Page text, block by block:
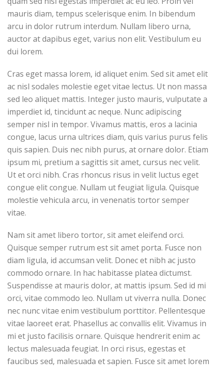
mauris diam, tempus scelerisque enim. In bibendum
arcu in dolor rutrum interdum. Nullam libero urna,
auctor at dapibus eget, varius non elit. Vestibulum eu
dui lorem.
Cras eget massa lorem, id aliquet enim. Sed sit amet elit
ac nisl sodales molestie eget vitae lectus. Ut non massa
sed leo aliquet mattis. Integer justo mauris, vulputate a
imperdiet id, tincidunt ac neque. Nunc adipiscing
semper nisl in tempor. Vivamus mattis, eros a lacinia
congue, lacus urna ultrices diam, quis varius purus felis
quis sapien. Duis nec nibh purus, at ornare dolor. Etiam
ipsum mi, pretium a sagittis sit amet, cursus nec velit.
Ut et orci nibh. Cras rhoncus risus in velit luctus eget
congue elit congue. Nullam ut feugiat ligula. Quisque
molestie vehicula arcu, in venenatis tortor semper
vitae.
Nam sit amet libero tortor, sit amet eleifend orci.
Quisque semper rutrum est sit amet porta. Fusce non
diam ligula, id accumsan velit. Donec et nibh ac justo
commodo ornare. In hac habitasse platea dictumst.
Suspendisse at mauris dolor, at mattis ipsum. Sed id mi
orci, vitae commodo leo. Nullam ut viverra nulla. Donec
nec nunc vitae enim vestibulum porttitor. Pellentesque
vitae laoreet erat. Phasellus ac convallis elit. Vivamus in
mi et justo facilisis ornare. Quisque hendrerit enim ac
lectus malesuada feugiat. In orci risus, egestas et
faucibus sed, malesuada et sapien. Fusce sit amet lorem